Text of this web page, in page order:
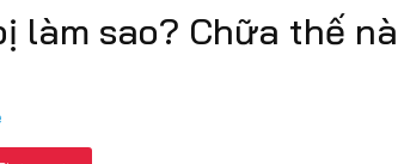
làm sao? Chữa thế